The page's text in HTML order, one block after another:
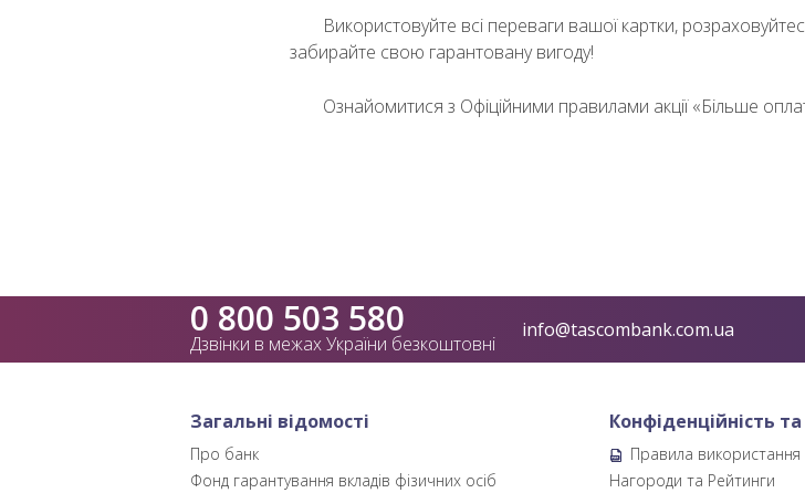
Використовуйте всі переваги вашої картки,
забирайте свою гарантовану вигоду!
Ознайомитися з Офіційними правилами акції «Більше
0 800 503 580
Дзвінки в межах України безкоштовні
info@tascombank.com.ua
Загальні відомості
Про банк
Фонд гарантування вкладів фізичних осіб
Конфіденційність
Правила
Нагороди та Рейтинги